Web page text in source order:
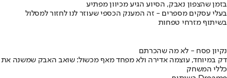
בזמן שהצפון נאבק, הסיוע הגיע מכיוון מפתיע
בעלי עסקים מספרים - זה המענק הכספי שעוזר לנו לחזור למסלול
בשיתוף מזרחי טפחות
נקיון פסח - לא מה שהכרתם
דק במיוחד, עוצמה אדירה ולא מפחד מאף מכשול: שואב האבק שמשנה את
כללי המשחק